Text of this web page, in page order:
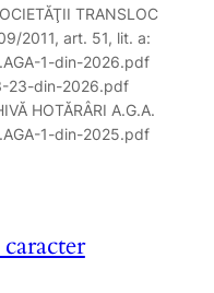
TRANSLOC
2011, art. 51, lit. a:
1-din-2026.pdf
23-din-2026.pdf
HOTĂRÂRI A.G.A.
1-din-2025.pdf